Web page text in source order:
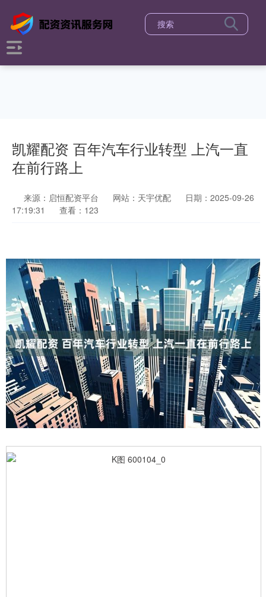
凯耀配资 百年汽车行业转型 上汽一直
在前行路上
来源：启恒配资平台 网站：天宇优配
日期：2025-09-26
17:19:31
查看：123